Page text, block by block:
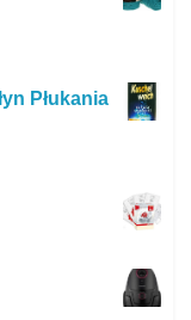
Płukania